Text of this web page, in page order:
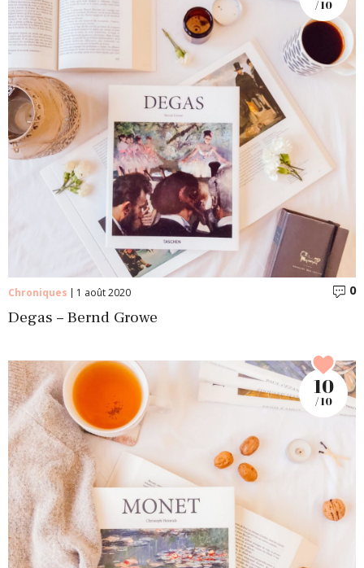
Chroniques 1 août 2020 0
Degas – Bernd Growe
/ 10
10
/ 10